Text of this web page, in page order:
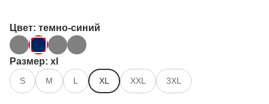
Цвет: темно-синий
Размер: xl
S M L XL XXL 3XL